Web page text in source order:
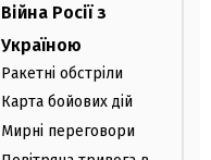
Війна Росії з
Україною
Ракетні обстріли
Карта бойових дій
Мирні переговори